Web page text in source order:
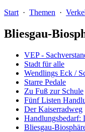
Start · Themen ·
Bliesgau-
VEP -
Stadt für alle
Wendlings Eck /
Starre Pedale
Zu Fuß zur Schule
Fünf Listen
Der Kaiserradweg
Bliesgau-